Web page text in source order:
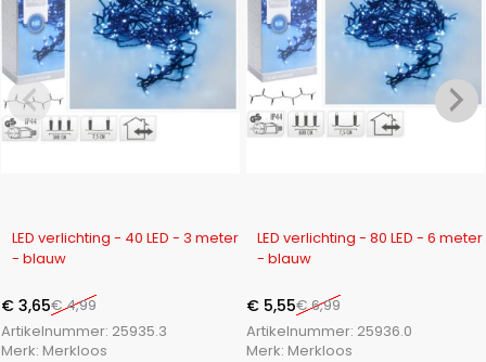
LED verlichting - 40 LED - 3 meter
- blauw
€4,99
€ 3,65
Artikelnummer: 25935.3
Merk: Merkloos
LED verlichting - 80 LED - 6 meter
- blauw
€6,99
€ 5,55
Artikelnummer: 25936.0
Merk: Merkloos